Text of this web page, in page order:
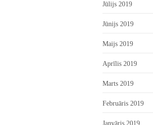
Jūlijs 2019
Jūnijs 2019
Maijs 2019
Aprīlis 2019
Marts 2019
Februāris 2019
Janvāris 2019